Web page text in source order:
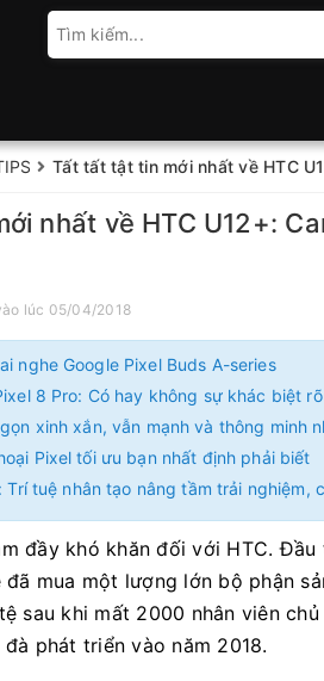
Tất tất tật tin mới nhất về HTC
nhất về HTC U12+:
lúc 05/04/2018
nghe Google Pixel Buds A-series
8 Pro: Có hay không sự khác biệt
xinh xắn, vẫn mạnh và thông minh
Pixel tối ưu bạn nhất định phải biết
Trí tuệ nhân tạo nâng tầm trải nghiệm,
đầy khó khăn đối với HTC.
đã mua một lượng lớn bộ phận
sau khi mất 2000 nhân viên
phát triển vào năm 2018.